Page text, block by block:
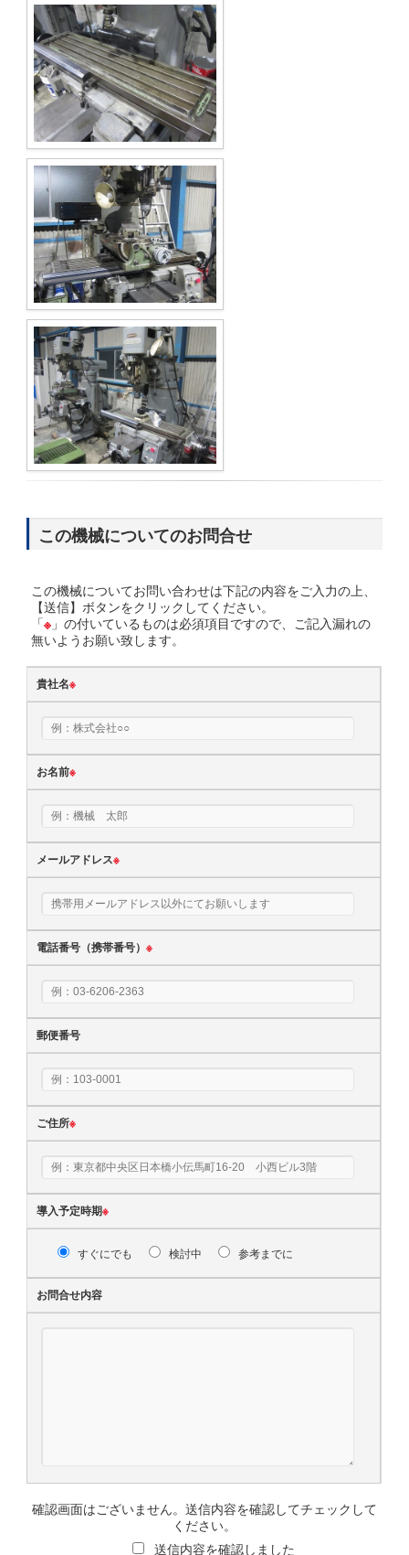
この機械についてのお問合せ
この機械についてお問い合わせは下記の内容をご入力の上、
【送信】ボタンをクリックしてください。
「※ 」の付いているものは必須項目ですので、ご記入漏れの
無いようお願い致します。
貴社名※
お名前※
メールアドレス※
電話番号（携帯番号）※
郵便番号
ご住所※
導入予定時期※
すぐにでも 検討中 参考までに
お問合せ内容
確認画面はございません。送信内容を確認してチェックして
ください。
送信内容を確認しました